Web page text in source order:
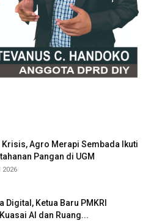
Krisis, Agro Merapi Sembada Ikuti
Pangan di UGM
2026
Digital, Ketua Baru PMKRI
AI dan Ruang...